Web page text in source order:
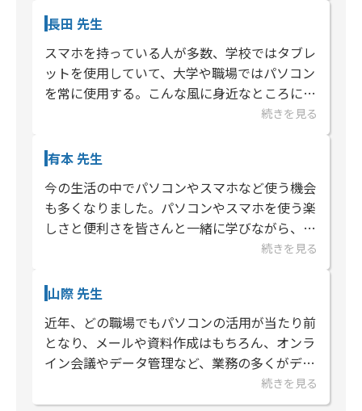
長田 先生
スマホを持っている人が多数、学校ではタブレ
ットを使用していて、大学や職場ではパソコン
を常に使用する。こんな風に身近なところにIT
機器があり、使わない・見ない日はないように
続きを見る
有本 先生
今の生活の中でパソコンやスマホなど使う機会
も多くなりました。パソコンやスマホを使う楽
しさと便利さを皆さんと一緒に学びながら、笑
顔あふれる教室を作りたいと思っています。初
続きを見る
山際 先生
近年、どの職場でもパソコンの活用が当たり前
となり、メールや資料作成はもちろん、オンラ
イン会議やデータ管理など、業務の多くがデジ
タル化され、基本的なスキルが必須の時代にな
っています。パソコンスキルは...
続きを見る